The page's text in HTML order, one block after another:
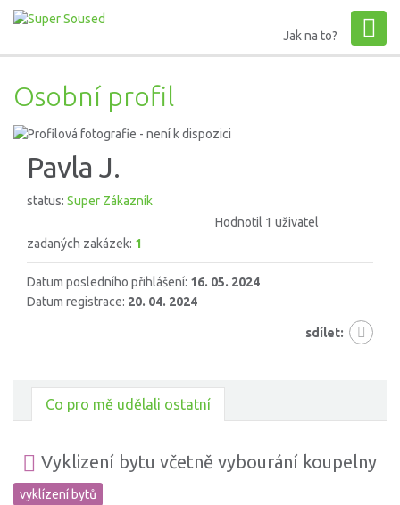
Jak na to?
Osobní profil
Pavla J.
status: Super Zákazník
Hodnotil 1 uživatel
zadaných zakázek: 1
Datum posledního přihlášení: 16. 05. 2024
Datum registrace: 20. 04. 2024
sdílet:
Co pro mě udělali ostatní
Vyklizení bytu včetně vybourání koupelny
vyklízení bytů